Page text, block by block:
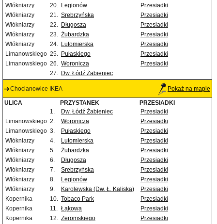
Włókniarzy
20. Legionów
Przesiadki
Włókniarzy
21. Srebrzyńska
Przesiadki
Włókniarzy
22. Długosza
Przesiadki
Włókniarzy
23. Żubardzka
Przesiadki
Włókniarzy
24. Lutomierska
Przesiadki
Limanowskiego 25. Pułaskiego
Przesiadki
Limanowskiego 26. Woronicza
Przesiadki
27. Dw. Łódź Żabieniec
Chocianowice IKEA Pokaż na mapie
ULICA PRZYSTANEK
PRZESIADKI
1.
Dw. Łódź Żabieniec
Przesiadki
Limanowskiego 2. Woronicza
Przesiadki
Limanowskiego 3. Pułaskiego
Przesiadki
Włókniarzy
4. Lutomierska
Przesiadki
Włókniarzy
5. Żubardzka
Przesiadki
Włókniarzy
6. Długosza
Przesiadki
Włókniarzy
7. Srebrzyńska
Przesiadki
Włókniarzy
8. Legionów
Przesiadki
Włókniarzy
9. Karolewska (Dw. Ł. Kaliska)
Przesiadki
Kopernika
10. Tobaco Park
Przesiadki
Kopernika
11. Łąkowa
Przesiadki
Kopernika
12. Żeromskiego
Przesiadki